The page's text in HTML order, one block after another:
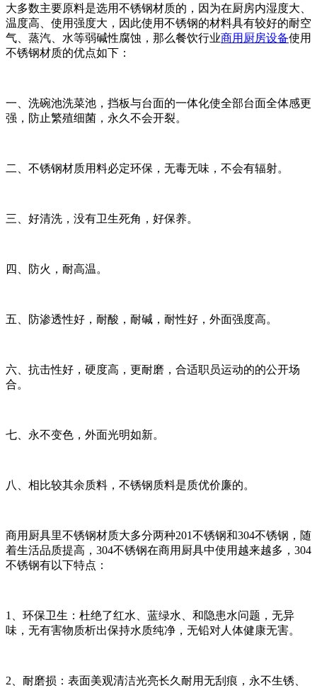
大多数主要原料是选用不锈钢材质的，因为在厨房内湿度大、
温度高、使用强度大，因此使用不锈钢的材料具有较好的耐空
气、蒸汽、水等弱碱性腐蚀，那么餐饮行业商用厨房设备使用
不锈钢材质的优点如下：
一、洗碗池洗菜池，挡板与台面的一体化使全部台面全体感更
强，防止繁殖细菌，永久不会开裂。
二、不锈钢材质用料必定环保，无毒无味，不会有辐射。
三、好清洗，没有卫生死角，好保养。
四、防火，耐高温。
五、防渗透性好，耐酸，耐碱，耐性好，外面强度高。
六、抗击性好，硬度高，更耐磨，合适职员运动的的公开场
合。
七、永不变色，外面光明如新。
八、相比较其余质料，不锈钢质料是质优价廉的。
商用厨具里不锈钢材质大多分两种201不锈钢和304不锈钢，随
着生活品质提高，304不锈钢在商用厨具中使用越来越多，304
不锈钢有以下特点：
1、环保卫生：杜绝了红水、蓝绿水、和隐患水问题，无异
味，无有害物质析出保持水质纯净，无铅对人体健康无害。
2、耐磨损：表面美观清洁光亮长久耐用无刮痕，永不生锈、